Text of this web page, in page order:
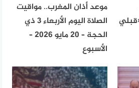
20 مايو 2026 «قبلي
موعد أذان المغرب.. مواقيت
الصلاة اليوم الأربعاء 3 ذي
الحجة – 20 مايو 2026 –
الأسبوع